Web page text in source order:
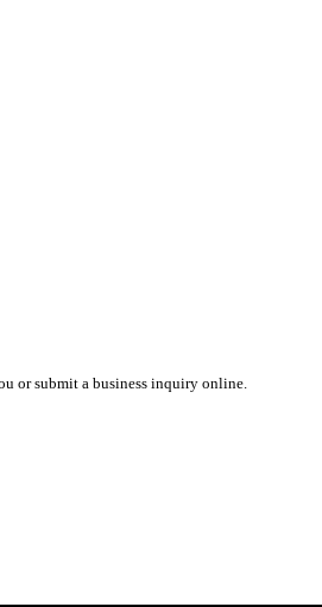
or submit a business inquiry online.